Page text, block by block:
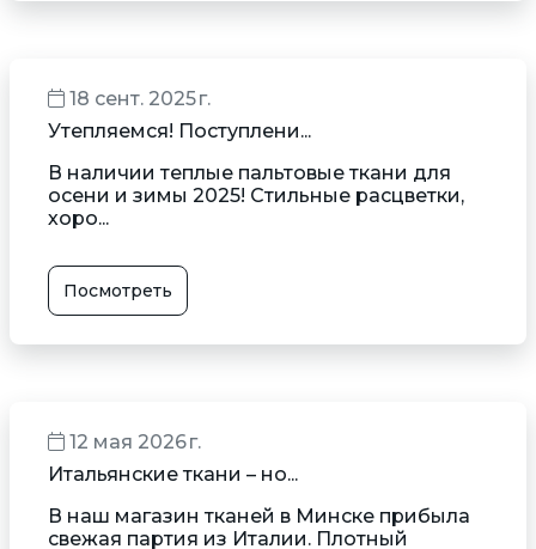
18 сент. 2025 г.
Утепляемся! Поступлени...
В наличии теплые пальтовые ткани для
осени и зимы 2025! Стильные расцветки,
хоро...
Посмотреть
12 мая 2026 г.
Итальянские ткани – но...
В наш магазин тканей в Минске прибыла
свежая партия из Италии. Плотный